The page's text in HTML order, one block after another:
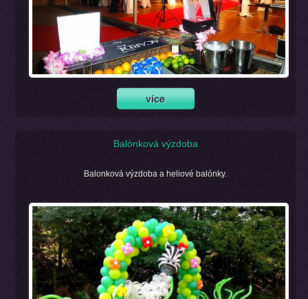
Balónková výzdoba
Balonková výzdoba a heliové balónky.